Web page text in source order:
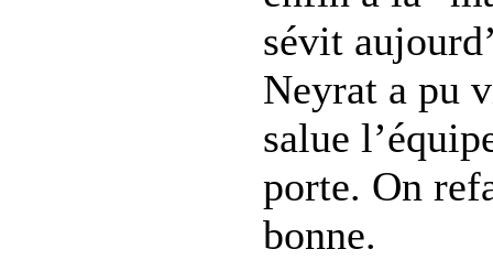
sévit
Neyrat a pu
salue
porte. On
bonne.